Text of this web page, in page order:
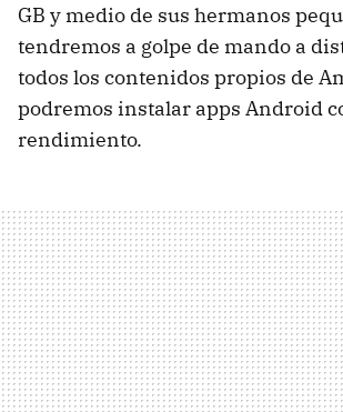
GB y medio de sus hermanos
tendremos a golpe de mando a
todos los contenidos propios de
podremos instalar apps Android
rendimiento.